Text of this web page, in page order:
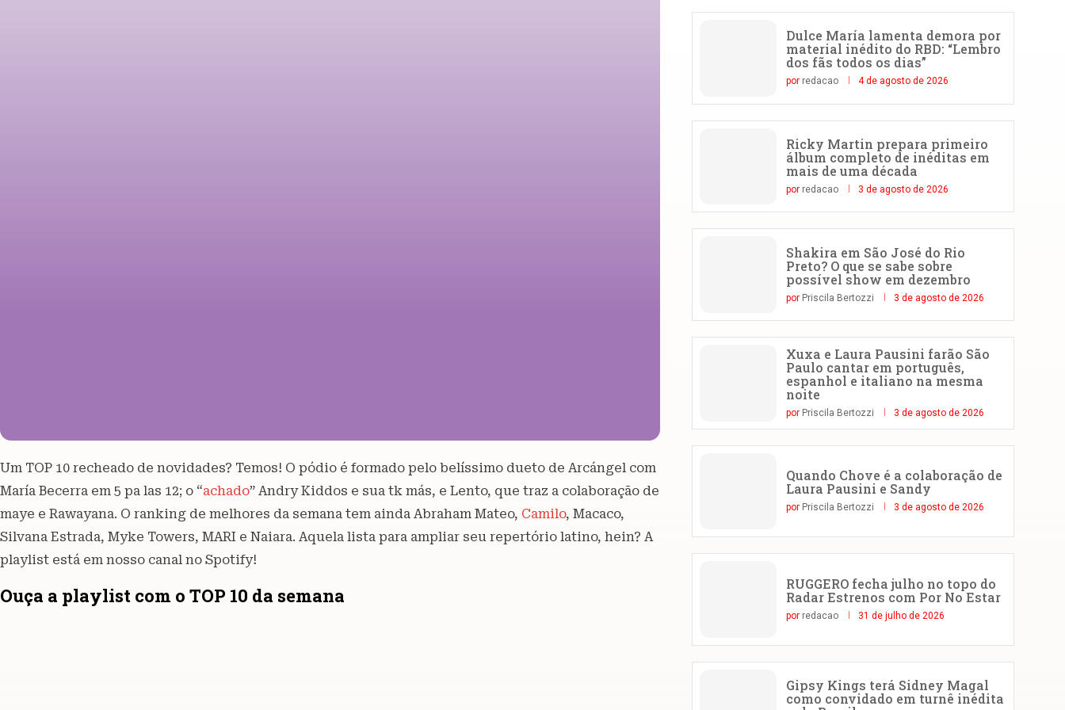
Um TOP 10 recheado de novidades? Temos! O pódio é formado pelo belíssimo dueto de Arcángel com
María Becerra em 5 pa las 12; o “achado” Andry Kiddos e sua tk más, e Lento, que traz a colaboração de
maye e Rawayana. O ranking de melhores da semana tem ainda Abraham Mateo, Camilo, Macaco,
Silvana Estrada, Myke Towers, MARI e Naiara. Aquela lista para ampliar seu repertório latino, hein? A
playlist está em nosso canal no Spotify!
Ouça a playlist com o TOP 10 da semana
Dulce María lamenta demora por
material inédito do RBD: “Lembro
dos fãs todos os dias”
por redacao 4 de agosto de 2026
Ricky Martin prepara primeiro
álbum completo de inéditas em
mais de uma década
por redacao 3 de agosto de 2026
Shakira em São José do Rio
Preto? O que se sabe sobre
possível show em dezembro
por Priscila Bertozzi 3 de agosto de 2026
Xuxa e Laura Pausini farão São
Paulo cantar em português,
espanhol e italiano na mesma
noite
por Priscila Bertozzi 3 de agosto de 2026
Quando Chove é a colaboração de
Laura Pausini e Sandy
por Priscila Bertozzi 3 de agosto de 2026
RUGGERO fecha julho no topo do
Radar Estrenos com Por No Estar
por redacao 31 de julho de 2026
Gipsy Kings terá Sidney Magal
como convidado em turnê inédita